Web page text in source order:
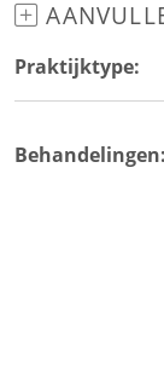
Praktijktype:
Behandelingen: